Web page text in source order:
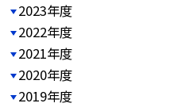
2023年度
2022年度
2021年度
2020年度
2019年度